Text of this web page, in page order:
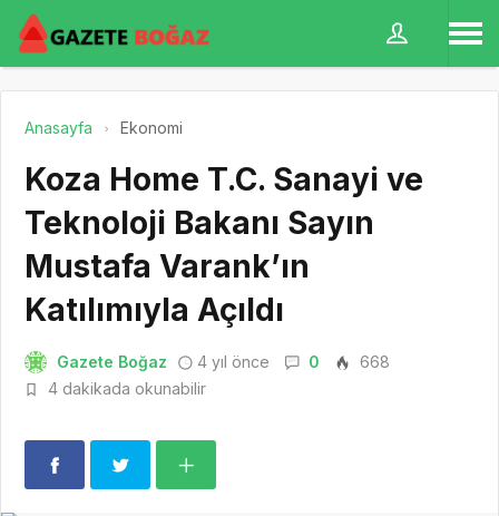
Anasayfa Ekonomi
Koza Home T.C. Sanayi ve
Teknoloji Bakanı Sayın
Mustafa Varank’ın
Katılımıyla Açıldı
Gazete Boğaz 4 yıl önce 0
668
4 dakikada okunabilir